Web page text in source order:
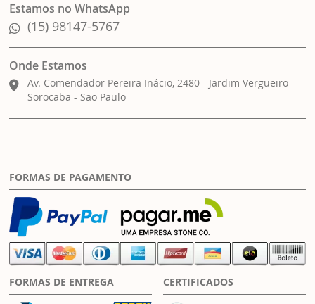
Estamos no WhatsApp
(15) 98147-5767
Onde Estamos
Av. Comendador Pereira Inácio, 2480 - Jardim Vergueiro -
Sorocaba - São Paulo
FORMAS DE PAGAMENTO
FORMAS DE ENTREGA CERTIFICADOS